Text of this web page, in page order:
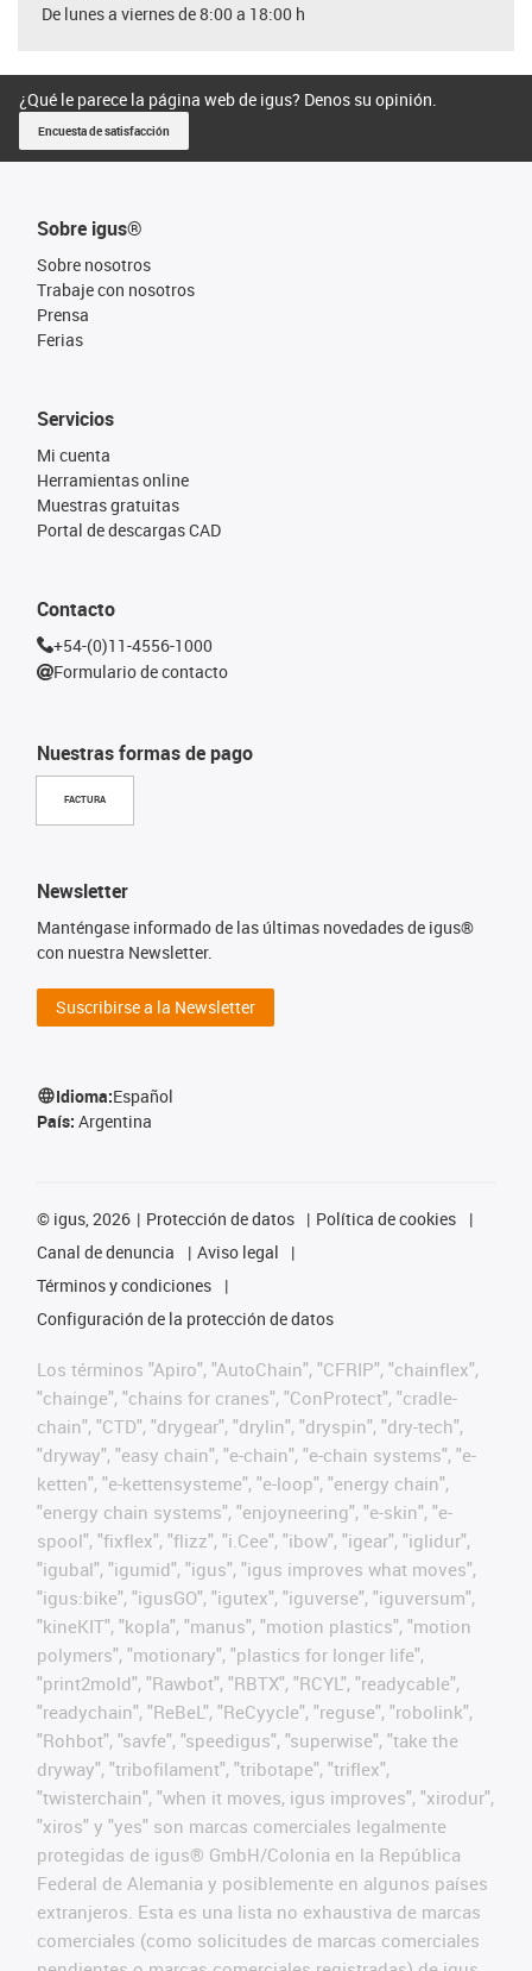
De lunes a viernes de 8:00 a 18:00 h
¿Qué le parece la página web de igus? Denos su opinión.
Encuesta de satisfacción
Sobre igus®
Sobre nosotros
Trabaje con nosotros
Prensa
Ferias
Nuestras formas de pago
FACTURA
Servicios
Mi cuenta
Herramientas online
Muestras gratuitas
Portal de descargas CAD
Contacto
+54-(0)11-4556-1000
Formulario de contacto
Newsletter
Manténgase informado de las últimas novedades de igus®
con nuestra Newsletter.
Suscribirse a la Newsletter
Idioma:Español
País: Argentina
© igus, 2026 Protección de datos
Política de cookies
Canal de denuncia
Aviso legal
Términos y condiciones
Configuración de la protección de datos
Los términos "Apiro", "AutoChain", "CFRIP", "chainflex",
"chainge", "chains for cranes", "ConProtect", "cradle-
chain", "CTD", "drygear", "drylin", "dryspin", "dry-tech",
"dryway", "easy chain", "e-chain", "e-chain systems", "e-
ketten", "e-kettensysteme", "e-loop", "energy chain",
"energy chain systems", "enjoyneering", "e-skin", "e-
spool", "fixflex", "flizz", "i.Cee", "ibow", "igear", "iglidur",
"igubal", "igumid", "igus", "igus improves what moves",
"igus:bike", "igusGO", "igutex", "iguverse", "iguversum",
"kineKIT", "kopla", "manus", "motion plastics", "motion
polymers", "motionary", "plastics for longer life",
"print2mold", "Rawbot", "RBTX", "RCYL", "readycable",
"readychain", "ReBeL", "ReCyycle", "reguse", "robolink",
"Rohbot", "savfe", "speedigus", "superwise", "take the
dryway", "tribofilament", "tribotape", "triflex",
"twisterchain", "when it moves, igus improves", "xirodur",
"xiros" y "yes" son marcas comerciales legalmente
protegidas de igus® GmbH/Colonia en la República
Federal de Alemania y posiblemente en algunos países
extranjeros. Esta es una lista no exhaustiva de marcas
comerciales (como solicitudes de marcas comerciales